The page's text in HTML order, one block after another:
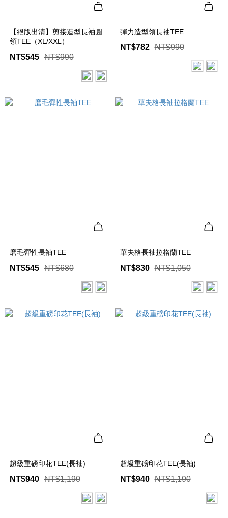
【絕版出清】剪接造型長袖圓
領TEE（XL/XXL）
NT$545 NT$990
彈力造型領長袖TEE
NT$782 NT$990
磨毛彈性長袖TEE
NT$545 NT$680
華夫格長袖拉格蘭TEE
NT$830 NT$1,050
超級重磅印花TEE(長袖)
NT$940 NT$1,190
超級重磅印花TEE(長袖)
NT$940 NT$1,190